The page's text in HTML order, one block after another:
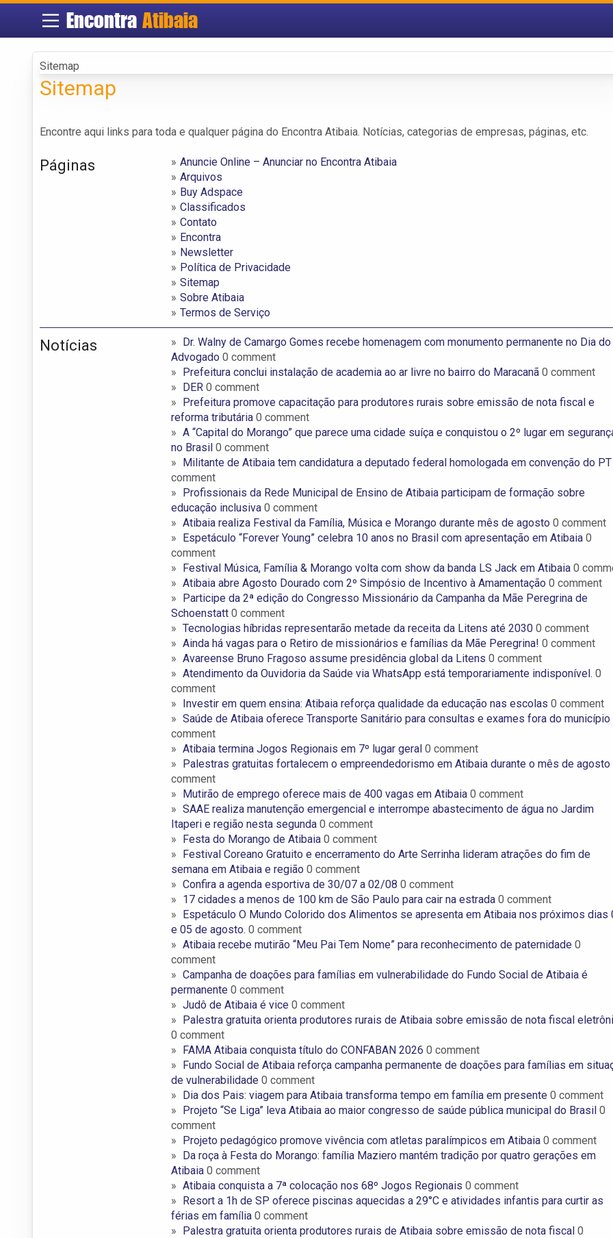
EncontraAtibaia
Sitemap
Sitemap
Encontre aqui links para toda e qualquer página do Encontra Atibaia. Notícias, categorias de empresas, páginas, etc.
Páginas
Anuncie Online – Anunciar no Encontra Atibaia
Arquivos
Buy Adspace
Classificados
Contato
Encontra
Newsletter
Política de Privacidade
Sitemap
Sobre Atibaia
Termos de Serviço
Notícias
Dr. Walny de Camargo Gomes recebe homenagem com monumento permanente no Dia do
Advogado 0 comment
Prefeitura conclui instalação de academia ao ar livre no bairro do Maracanã 0 comment
DER 0 comment
Prefeitura promove capacitação para produtores rurais sobre emissão de nota fiscal e
reforma tributária 0 comment
A “Capital do Morango” que parece uma cidade suíça e conquistou o 2º lugar em
no Brasil 0 comment
Militante de Atibaia tem candidatura a deputado federal homologada em convenção do
comment
Profissionais da Rede Municipal de Ensino de Atibaia participam de formação sobre
educação inclusiva 0 comment
Atibaia realiza Festival da Família, Música e Morango durante mês de agosto 0 comment
Espetáculo “Forever Young” celebra 10 anos no Brasil com apresentação em Atibaia 0
comment
Festival Música, Família & Morango volta com show da banda LS Jack em Atibaia 0
Atibaia abre Agosto Dourado com 2º Simpósio de Incentivo à Amamentação 0 comment
Participe da 2ª edição do Congresso Missionário da Campanha da Mãe Peregrina de
Schoenstatt 0 comment
Tecnologias híbridas representarão metade da receita da Litens até 2030 0 comment
Ainda há vagas para o Retiro de missionários e famílias da Mãe Peregrina! 0 comment
Avareense Bruno Fragoso assume presidência global da Litens 0 comment
Atendimento da Ouvidoria da Saúde via WhatsApp está temporariamente indisponível. 0
comment
Investir em quem ensina: Atibaia reforça qualidade da educação nas escolas 0 comment
Saúde de Atibaia oferece Transporte Sanitário para consultas e exames fora do município
comment
Atibaia termina Jogos Regionais em 7º lugar geral 0 comment
Palestras gratuitas fortalecem o empreendedorismo em Atibaia durante o mês de agosto
comment
Mutirão de emprego oferece mais de 400 vagas em Atibaia 0 comment
SAAE realiza manutenção emergencial e interrompe abastecimento de água no Jardim
Itaperi e região nesta segunda 0 comment
Festa do Morango de Atibaia 0 comment
Festival Coreano Gratuito e encerramento do Arte Serrinha lideram atrações do fim de
semana em Atibaia e região 0 comment
Confira a agenda esportiva de 30/07 a 02/08 0 comment
17 cidades a menos de 100 km de São Paulo para cair na estrada 0 comment
Espetáculo O Mundo Colorido dos Alimentos se apresenta em Atibaia nos próximos dias
e 05 de agosto. 0 comment
Atibaia recebe mutirão “Meu Pai Tem Nome” para reconhecimento de paternidade 0
comment
Campanha de doações para famílias em vulnerabilidade do Fundo Social de Atibaia é
permanente 0 comment
Judô de Atibaia é vice 0 comment
Palestra gratuita orienta produtores rurais de Atibaia sobre emissão de nota fiscal
0 comment
FAMA Atibaia conquista título do CONFABAN 2026 0 comment
Fundo Social de Atibaia reforça campanha permanente de doações para famílias em
de vulnerabilidade 0 comment
Dia dos Pais: viagem para Atibaia transforma tempo em família em presente 0 comment
Projeto “Se Liga” leva Atibaia ao maior congresso de saúde pública municipal do Brasil 0
comment
Projeto pedagógico promove vivência com atletas paralímpicos em Atibaia 0 comment
Da roça à Festa do Morango: família Maziero mantém tradição por quatro gerações em
Atibaia 0 comment
Atibaia conquista a 7ª colocação nos 68º Jogos Regionais 0 comment
Resort a 1h de SP oferece piscinas aquecidas a 29°C e atividades infantis para curtir as
férias em família 0 comment
Palestra gratuita orienta produtores rurais de Atibaia sobre emissão de nota fiscal 0